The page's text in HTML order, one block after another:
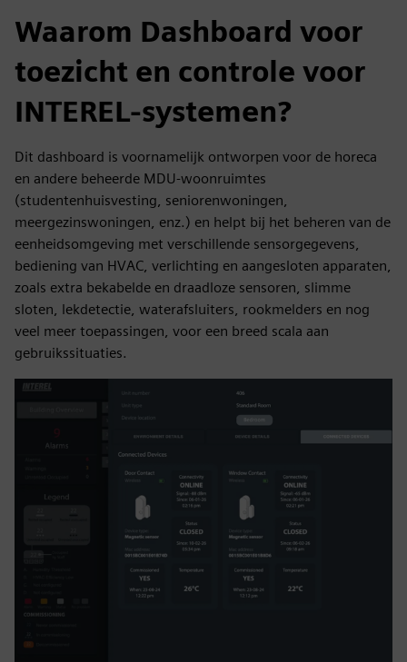
Waarom Dashboard voor
toezicht en controle voor
INTEREL-systemen?
Dit dashboard is voornamelijk ontworpen voor de horeca
en andere beheerde MDU-woonruimtes
(studentenhuisvesting, seniorenwoningen,
meergezinswoningen, enz.) en helpt bij het beheren van de
eenheidsomgeving met verschillende sensorgegevens,
bediening van HVAC, verlichting en aangesloten apparaten,
zoals extra bekabelde en draadloze sensoren, slimme
sloten, lekdetectie, waterafsluiters, rookmelders en nog
veel meer toepassingen, voor een breed scala aan
gebruikssituaties.